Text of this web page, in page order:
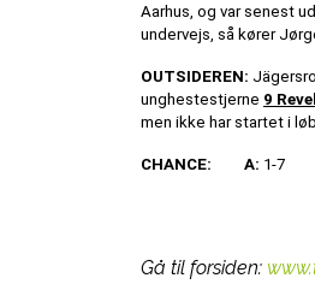
Aarhus, og var senest
undervejs, så kører
OUTSIDEREN:
unghestestjerne 9
men ikke har startet i
CHANCE: A: 1-7
Gå til forsiden: